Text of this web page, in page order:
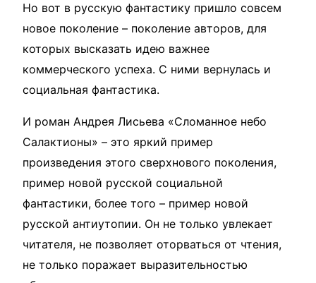
Но вот в русскую фантастику пришло совсем
новое поколение – поколение авторов, для
которых высказать идею важнее
коммерческого успеха. С ними вернулась и
социальная фантастика.
И роман Андрея Лисьева «Сломанное небо
Салактионы» – это яркий пример
произведения этого сверхнового поколения,
пример новой русской социальной
фантастики, более того – пример новой
русской антиутопии. Он не только увлекает
читателя, не позволяет оторваться от чтения,
не только поражает выразительностью